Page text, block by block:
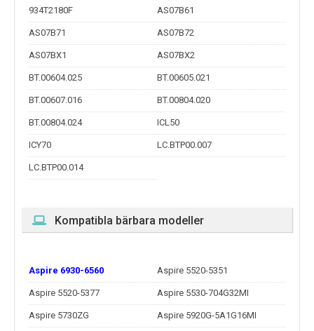
934T2180F AS07B61
AS07B71 AS07B72
AS07BX1 AS07BX2
BT.00604.025 BT.00605.021
BT.00607.016 BT.00804.020
BT.00804.024 ICL50
ICY70 LC.BTP00.007
LC.BTP00.014
Kompatibla bärbara modeller
Aspire 6930-6560 Aspire 5520-5351
Aspire 5520-5377 Aspire 5530-704G32MI
Aspire 5730ZG Aspire 5920G-5A1G16MI